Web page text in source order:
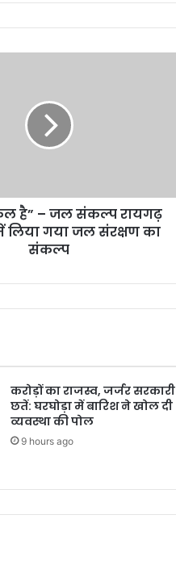
है” – जल संकल्प रायगढ़
लिया गया जल संरक्षण का
संकल्प
करोड़ों का राजस्व, जर्जर सरकारी
छतें: घरघोड़ा में बारिश ने खोल दी
व्यवस्था की पोल
9 hours ago